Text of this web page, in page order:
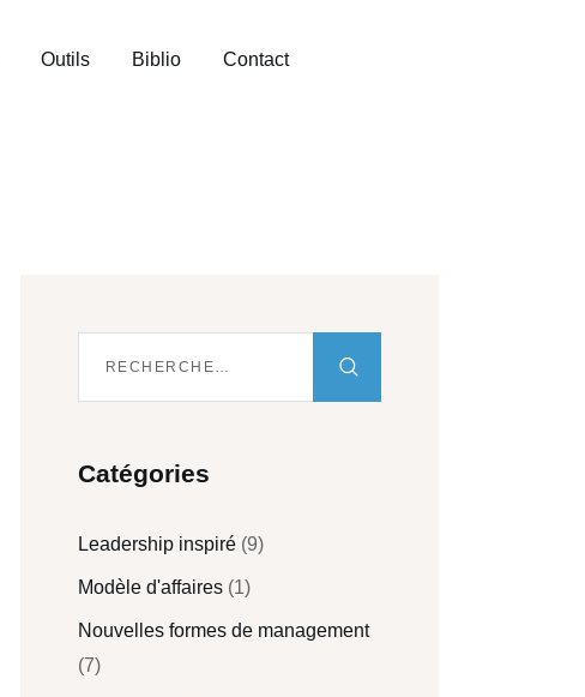
Outils Biblio Contact
Catégories
Leadership inspiré (9)
Modèle d'affaires (1)
Nouvelles formes de management
(7)